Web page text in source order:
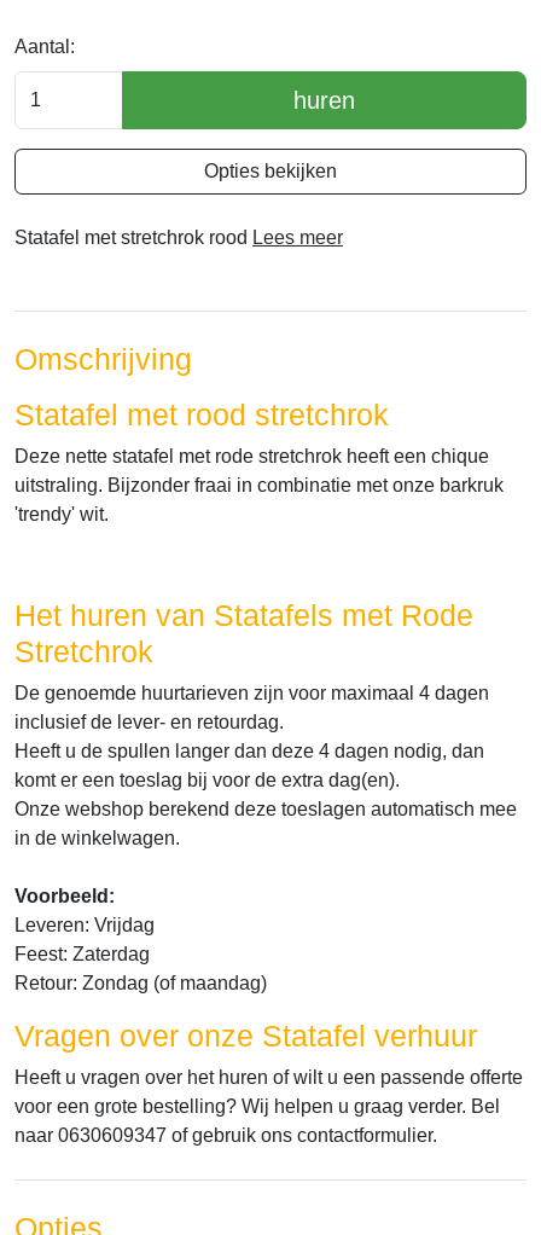
Aantal:
huren
Opties bekijken
Statafel met stretchrok rood Lees meer
Omschrijving
Statafel met rood stretchrok
Deze nette statafel met rode stretchrok heeft een chique
uitstraling. Bijzonder fraai in combinatie met onze barkruk
'trendy' wit.
Het huren van Statafels met Rode
Stretchrok
De genoemde huurtarieven zijn voor maximaal 4 dagen
inclusief de lever- en retourdag.
Heeft u de spullen langer dan deze 4 dagen nodig, dan
komt er een toeslag bij voor de extra dag(en).
Onze webshop berekend deze toeslagen automatisch mee
in de winkelwagen.
Voorbeeld:
Leveren: Vrijdag
Feest: Zaterdag
Retour: Zondag (of maandag)
Vragen over onze Statafel verhuur
Heeft u vragen over het huren of wilt u een passende offerte
voor een grote bestelling? Wij helpen u graag verder. Bel
naar 0630609347 of gebruik ons contactformulier.
Opties